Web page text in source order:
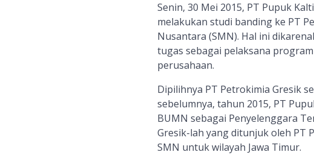
Senin, 30 Mei 2015, PT Pupuk
melakukan studi banding ke PT
Nusantara (SMN). Hal ini
tugas sebagai pelaksana
perusahaan.
Dipilihnya PT Petrokimia Gresik
sebelumnya, tahun 2015, PT
BUMN sebagai Penyelenggara
Gresik-lah yang ditunjuk oleh PT
SMN untuk wilayah Jawa Timur.